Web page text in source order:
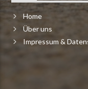
Home
Über uns
Impressum &